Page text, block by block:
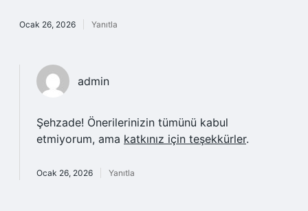
Ocak 26, 2026 Yanıtla
admin
Şehzade! Önerilerinizin tümünü kabul
etmiyorum, ama katkınız için teşekkürler.
Ocak 26, 2026 Yanıtla